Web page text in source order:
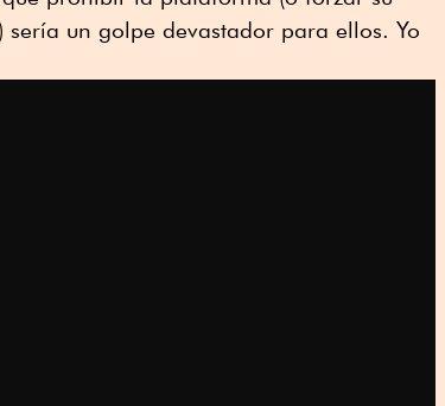
un golpe devastador para ellos. Yo